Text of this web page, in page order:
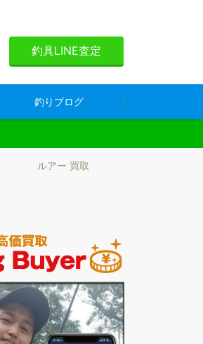
釣具LINE査定
釣りブログ
ルアー 買取